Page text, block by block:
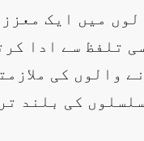
میں ایک
تلفظ سے ادا
والوں کی
کی بلند